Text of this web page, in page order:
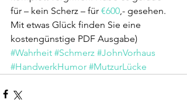
für – kein Scherz – für €600,- gesehen.
Mit etwas Glück finden Sie eine
kostengünstige PDF Ausgabe)
#Wahrheit #Schmerz #JohnVorhaus
#HandwerkHumor #MutzurLücke